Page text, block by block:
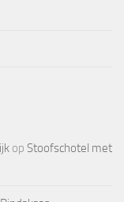
op Stoofschotel met